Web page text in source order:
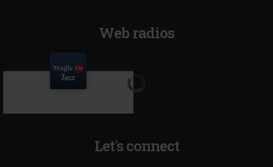
Web radios
Let's connect